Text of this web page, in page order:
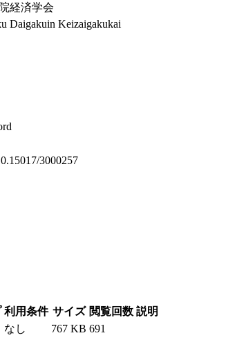
経済学会
Daigakuin Keizaigakukai
3000257
利用条件 サイズ 閲覧回数 説明
なし 767 KB 691